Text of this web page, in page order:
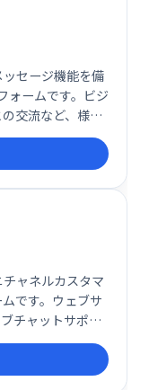
セージ機能を備
ォームです。ビジ
交流など、様々
高機能なインタ
ーションを実
単に繋がること
でき、ビジネス
。
ャネルカスタマ
です。ウェブサ
チャットサポー
支援します。AI
ートを両立し、
ます。